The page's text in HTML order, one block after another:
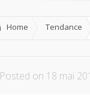
Actualités
Home Tendance
Posted on 18 mai